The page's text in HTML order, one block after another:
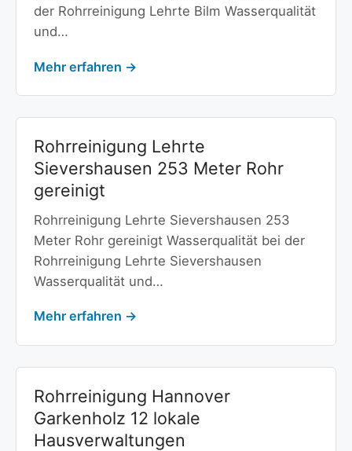
der Rohrreinigung Lehrte Bilm Wasserqualität
und…
Mehr erfahren →
Rohrreinigung Lehrte
Sievershausen 253 Meter Rohr
gereinigt
Rohrreinigung Lehrte Sievershausen 253
Meter Rohr gereinigt Wasserqualität bei der
Rohrreinigung Lehrte Sievershausen
Wasserqualität und…
Mehr erfahren →
Rohrreinigung Hannover
Garkenholz 12 lokale
Hausverwaltungen